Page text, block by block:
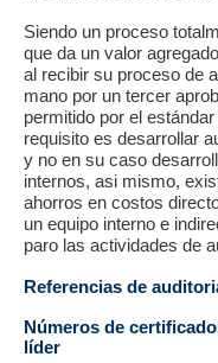
Siendo un proceso
que da un valor
al recibir su proceso de
mano por un tercer
permitido por el
requisito es desarrollar
y no en su caso
internos, asi mismo,
ahorros en costos
un equipo interno e
paro las actividades de
Referencias de
Números de
líder